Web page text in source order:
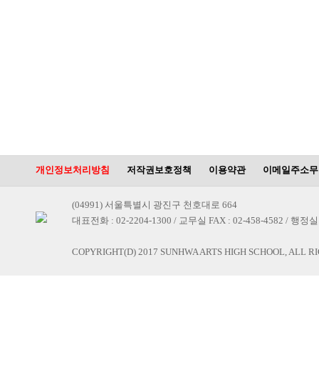
개인정보처리방침 저작권보호정책 이용약관 이메일주소
(04991) 서울특별시 광진구 천호대로 664
대표전화 : 02-2204-1300 / 교무실 FAX : 02-458-4582 / 행정
COPYRIGHT(D) 2017 SUNHWA ARTS HIGH SCHOOL, ALL